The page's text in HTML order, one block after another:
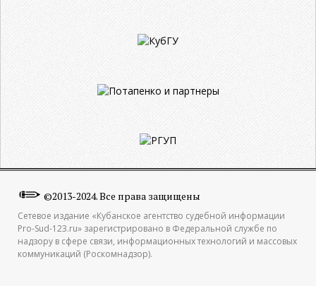
©2013-2024. Все права защищены
Сетевое издание «Кубанское агентство судебной информации
Pro-Sud-123.ru» зарегистрировано в Федеральной службе по
надзору в сфере связи, информационных технологий и массовых
коммуникаций (Роскомнадзор).